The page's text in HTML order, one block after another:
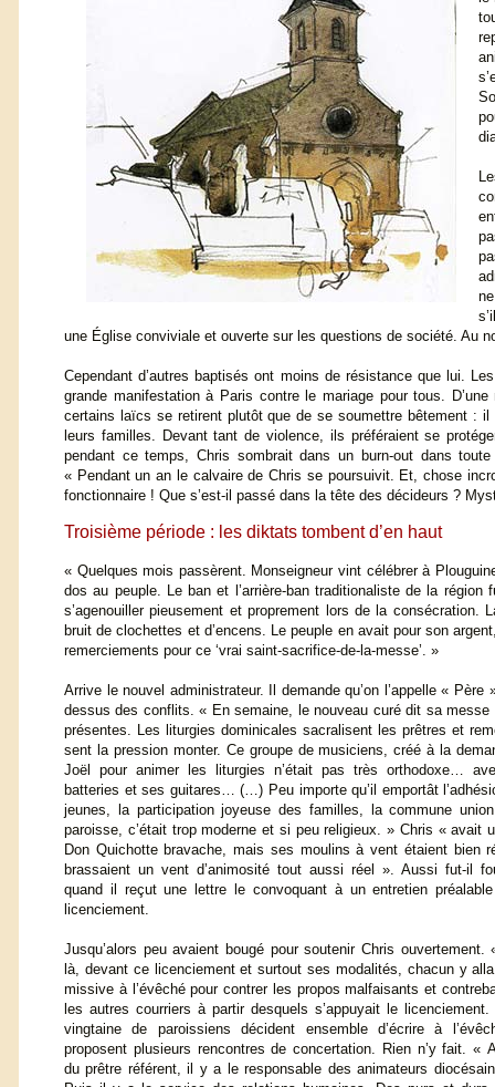
une Église conviviale et ouverte sur les questions de société. Au
Cependant d’autres baptisés ont moins de résistance que lui.
grande manifestation à Paris contre le mariage pour tous.
certains laïcs se retirent plutôt que de se soumettre bêtement :
leurs familles. Devant tant de violence, ils préféraient se
pendant ce temps, Chris sombrait dans un burn-out dans
« Pendant un an le calvaire de Chris se poursuivit. Et, chose
fonctionnaire ! Que s’est-il passé dans la tête des décideurs ?
Troisième période : les diktats tombent d’en haut
« Quelques mois passèrent. Monseigneur vint célébrer à
dos au peuple. Le ban et l’arrière-ban traditionaliste de la
s’agenouiller pieusement et proprement lors de la
bruit de clochettes et d’encens. Le peuple en avait pour son
remerciements pour ce ‘vrai saint-sacrifice-de-la-messe’. »
Arrive le nouvel administrateur. Il demande qu’on l’appelle «
dessus des conflits. « En semaine, le nouveau curé dit sa
présentes. Les liturgies dominicales sacralisent les prêtres et
sent la pression monter. Ce groupe demusiciens, créé à la
Joël pour animer les liturgies n’était pas très orthodoxe…
batteries et ses guitares… (…) Peu importe qu’il emportât
jeunes, la participation joyeuse des familles, la commune union
paroisse, c’était trop moderne et si peu religieux. » Chris « avait
Don Quichotte bravache, mais ses moulins à vent étaient bien
brassaient un vent d’animosité tout aussi réel ». Aussi fut-il
quand il reçut une lettre le convoquant à un entretien
licenciement.
Jusqu’alors peu avaient bougé pour soutenir Chris ouvertement.
là, devant ce licenciement et surtout ses modalités, chacun y
missive à l’évêché pour contrer les propos malfaisants et
les autres courriers à partir desquels s’appuyait le
vingtaine de paroissiens décident ensemble d’écrire à
proposent plusieurs rencontres de concertation. Rien n’y fait. «
du prêtre référent, il y a le responsable des animateurs